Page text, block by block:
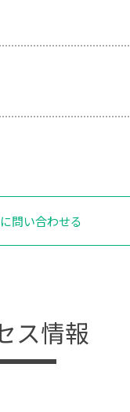
問い合わせる
ス情報